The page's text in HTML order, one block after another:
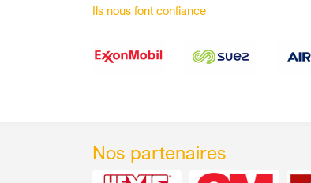
Ils nous font confiance
Nos partenaires